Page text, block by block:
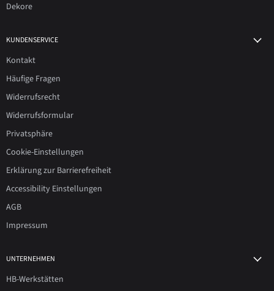
Dekore
KUNDENSERVICE
Kontakt
Häufige Fragen
Widerrufsrecht
Widerrufsformular
Privatsphäre
Cookie-Einstellungen
Erklärung zur Barrierefreiheit
Accessibility Einstellungen
AGB
Impressum
UNTERNEHMEN
HB-Werkstätten